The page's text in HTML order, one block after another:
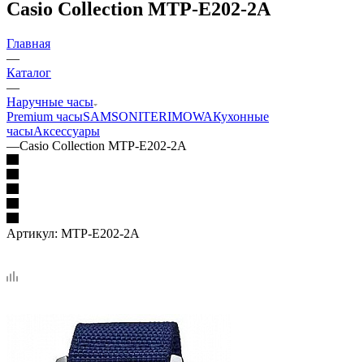
Casio Collection MTP-E202-2A
Главная
—
Каталог
—
Наручные часы
Premium часыSAMSONITERIMOWAКухонные
часыАксессуары
—Casio Collection MTP-E202-2A
Артикул: MTP-E202-2A